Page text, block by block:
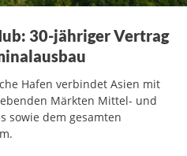
30-jähriger Vertrag
Hafen verbindet Asien mit
Märkten Mittel- und
sowie dem gesamten